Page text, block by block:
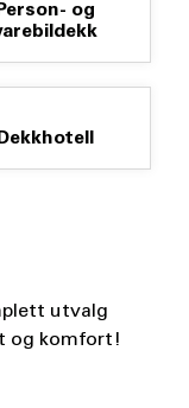
Person- og
Dekkhotell
utvalg
og komfort!